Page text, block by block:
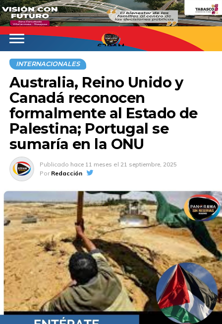
620AM
INTERNACIONALES
Australia, Reino Unido y
Canadá reconocen
formalmente al Estado de
Palestina; Portugal se
sumaría en la ONU
Publicado hace 11 meses el 21 septiembre, 2025
Por Redacción